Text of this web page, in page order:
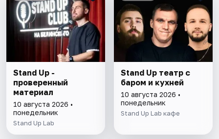
Stand Up -
проверенный
материал
10 августа 2026 •
понедельник
Stand Up Lab
Stand Up театр с
баром и кухней
10 августа 2026 •
понедельник
Stand Up Lab кафе